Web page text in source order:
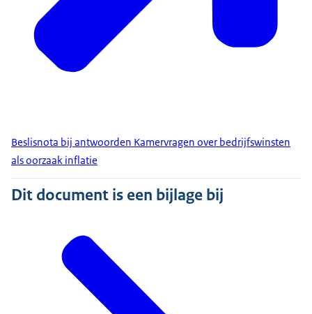
Beslisnota bij antwoorden Kamervragen over bedrijfswinsten
als oorzaak inflatie
Dit document is een bijlage bij